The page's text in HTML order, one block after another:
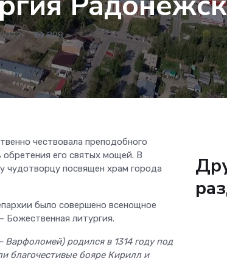
• 898
чествовала преподобного
его святых мощей. В
посвящен храм города
было совершено всенощное
Божественная литургия.
родился в 1314 году под
благочестивые бояре Кирилл и